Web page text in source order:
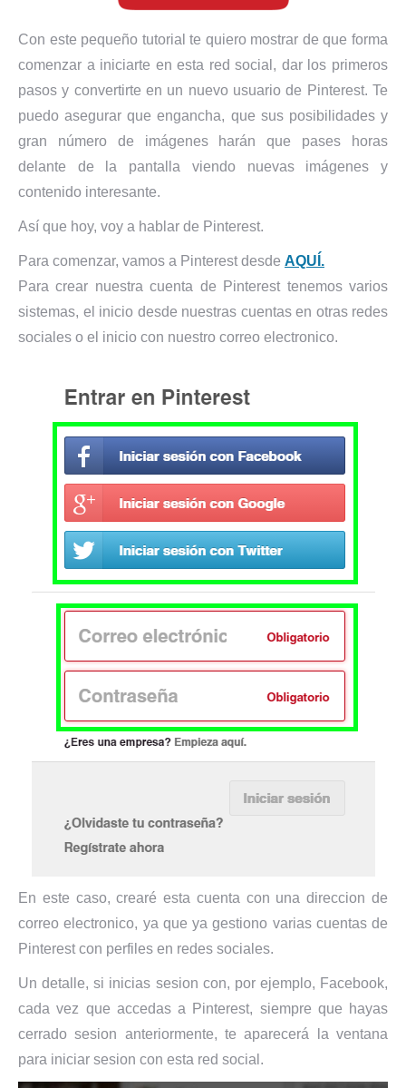
Con este pequeño tutorial te quiero mostrar de que forma
comenzar a iniciarte en esta red social, dar los primeros
pasos y convertirte en un nuevo usuario de Pinterest. Te
puedo asegurar que engancha, que sus posibilidades y
gran número de imágenes harán que pases horas
delante de la pantalla viendo nuevas imágenes y
contenido interesante.
Así que hoy, voy a hablar de Pinterest.
Para comenzar, vamos a Pinterest desde AQUÍ.
Para crear nuestra cuenta de Pinterest tenemos varios
sistemas, el inicio desde nuestras cuentas en otras redes
sociales o el inicio con nuestro correo electronico.
En este caso, crearé esta cuenta con una direccion de
correo electronico, ya que ya gestiono varias cuentas de
Pinterest con perfiles en redes sociales.
Un detalle, si inicias sesion con, por ejemplo, Facebook,
cada vez que accedas a Pinterest, siempre que hayas
cerrado sesion anteriormente, te aparecerá la ventana
para iniciar sesion con esta red social.